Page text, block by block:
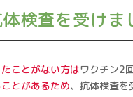
検査を受けま
ことがない方はワクチン2
とがあるため、抗体検査を